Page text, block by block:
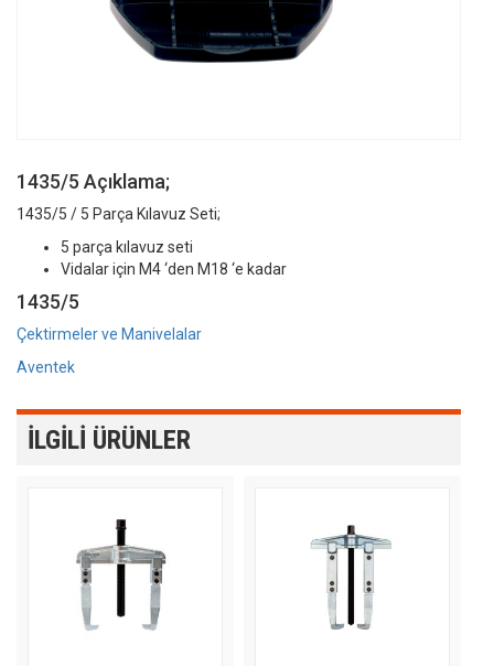
1435/5 Açıklama;
1435/5 / 5 Parça Kılavuz Seti;
5 parça kılavuz seti
Vidalar için M4 ‘den M18 ‘e kadar
1435/5
Çektirmeler ve Manivelalar
Aventek
İLGILI ÜRÜNLER